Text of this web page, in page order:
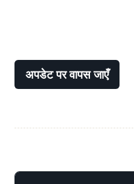
अपडेट पर वापस जाएँ